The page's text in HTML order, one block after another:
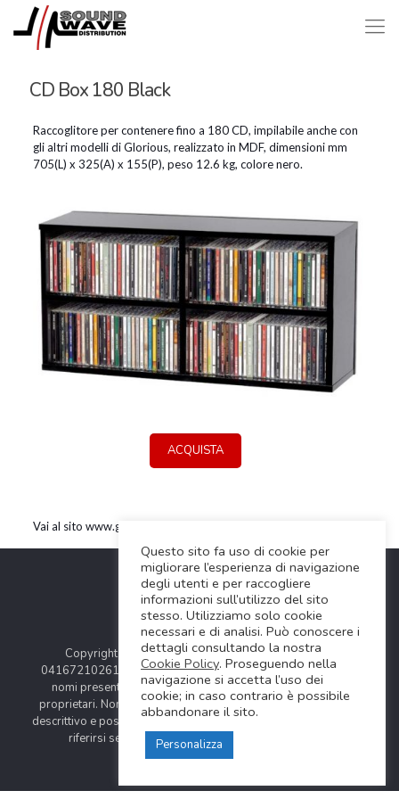
CD Box 180 Black
Raccoglitore per contenere fino a 180 CD, impilabile anche con
gli altri modelli di Glorious, realizzato in MDF, dimensioni mm
705(L) x 325(A) x 155(P), peso 12.6 kg, colore nero.
ACQUISTA
Vai al sito www.glorious.de
Copyright © 2024 Soundwave Distribution Srl - P.I.
04167210261 |
COOKIES POLICY| Tutti i marchi, i prodotti e i
nomi presentati in questo sito sono registrati dai legittimi
proprietari. Nomi e caratteristiche sono citati solamente al fine
descrittivo e possono variare senza obbligo di preavviso, quindi
riferirsi sempre ai siti web dei rispettivi costruttori.
Questo sito fa uso di cookie per
migliorare l’esperienza di navigazione
degli utenti e per raccogliere
informazioni sull’utilizzo del sito
stesso. Utilizziamo solo cookie
necessari e di analisi. Può conoscere i
dettagli consultando la nostra
Cookie Policy. Proseguendo nella
navigazione si accetta l’uso dei
cookie; in caso contrario è possibile
abbandonare il sito.
Personalizza